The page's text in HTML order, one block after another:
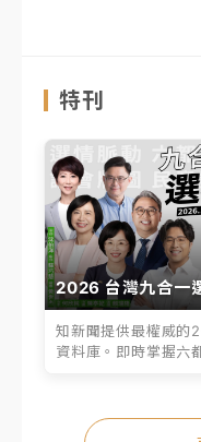
特刊
2026 台灣九合一
知新聞提供最權威的
資料庫。即時掌握六